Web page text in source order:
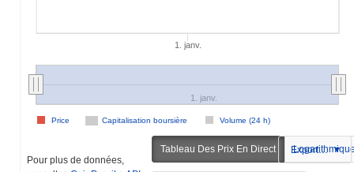
1. janv.
Capitalisation boursière Volume (24 h)
Price
1. janv.
Pour plus de données,
Tableau Des Prix En Direct Exportation